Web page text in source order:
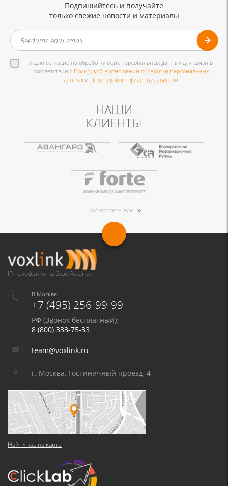
Подпишийтесь и получайте
только свежие новости и материалы
Я даю согласие на обработку моих персональных данных для связи в
соответствии с Политикой в отношении обработки персональных
данных и Политикой конфиденциальности
НАШИ
КЛИЕНТЫ
Посмотреть все
IP-телефония на базе Asterisk
В Москве:
+7 (495) 256-99-99
РФ (Звонок бесплатный):
8 (800) 333-75-33
team@voxlink.ru
г. Москва, Гостиничный проезд, 4
Найти нас на карте